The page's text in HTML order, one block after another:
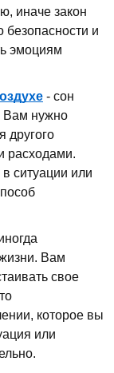
иначе закон
безопасности и
эмоциям
- сон
Вам нужно
другого
расходами.
ситуации или
Вам
свое
которое вы
или